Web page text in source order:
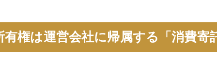
有権は運営会社に帰属する「消費寄